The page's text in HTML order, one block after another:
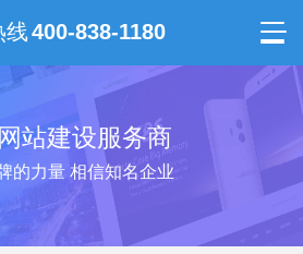
线400-838-1180
站建设服务商
的力量 相信知名企业